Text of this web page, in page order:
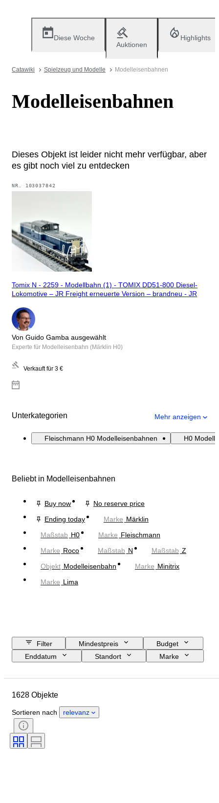
Diese Woche
Auktionen
Highlights
Catawiki Spielzeug und Modelle Modelleisenbahnen
Modelleisenbahnen
Dieses Objekt ist leider nicht mehr verfügbar, aber
es gibt noch viel zu entdecken
NR. 103037842
Tomix N - 2259 - Modellbahn (1) - TOMIX DD51-800 Diesel-
Lokomotive – JR Freight erneuerte Version – brandneu - JR
Von Guido Gamba ausgewählt
Experte für Modelleisenbahn (Märklin H0)
Verkauft für 3 €
Unterkategorien Mehr anzeigen
Fleischmann H0 Modelleisenbahnen H0
Beliebt in Modelleisenbahnen
Buy now
No reserve price
Ending today
Marke Märklin
Maßstab H0 Marke Fleischmann
Marke Roco Maßstab N Maßstab Z
Objekt Modelleisenbahn Marke Minitrix
Marke Lima
Filter Mindestpreis
Budget
Enddatum
Standort
Marke
Periode
Kontrolle
Stromversorgung
Eisenbahngesellschaft
1628 Objekte
Sortieren nach relevanz